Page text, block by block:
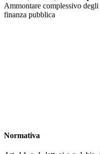
Ammontare complessivo
finanza pubblica
Normativa